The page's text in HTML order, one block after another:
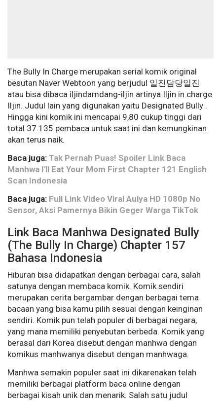
The Bully In Charge merupakan serial komik original
besutan Naver Webtoon yang berjudul 일진담당일진
atau bisa dibaca iljindamdang-iljin artinya Iljin in charge
Iljin. Judul lain yang digunakan yaitu Designated Bully .
Hingga kini komik ini mencapai 9,80 cukup tinggi dari
total 37.135 pembaca untuk saat ini dan kemungkinan
akan terus naik.
Baca juga: Tak Pernah Puas! Spoiler Link Baca
Manhwa I'll Eat Your Mom First Chapter 121 English
Scan Indonesia
Baca juga: Full Link Video Viral Aulya HD 1080p No
Sensor, Aksi Pamernya Bikin Geger Warga TikTok
Link Baca Manhwa Designated Bully
(The Bully In Charge) Chapter 157
Bahasa Indonesia
Hiburan bisa didapatkan dengan berbagai cara, salah
satunya dengan membaca komik. Komik sendiri
merupakan cerita bergambar dengan berbagai tema
bacaan yang bisa kamu pilih sesuai dengan keinginan
sendiri. Komik pun telah populer di berbagai negara,
yang mana memiliki penyebutan berbeda. Komik yang
berasal dari Korea disebut dengan manhwa dengan
komikus manhwanya disebut dengan manhwaga.
Manhwa semakin populer saat ini dikarenakan telah
memiliki berbagai platform baca online dengan
berbagai kisah unik dan menarik. Salah satu judul